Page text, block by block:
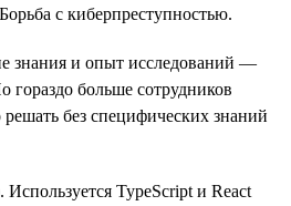
с киберпреступностью.
знания и опыт исследований —
гораздо больше сотрудников
без специфических знаний
TypeScript и React